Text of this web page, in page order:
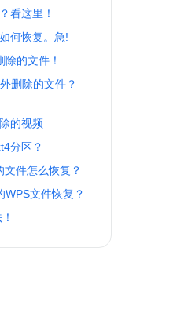
看这里！
何恢复。急!
的文件！
删除的文件？
的视频
分区？
件怎么恢复？
文件恢复？